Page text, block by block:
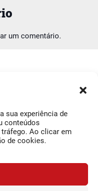
sua experiência de
conteúdos
Ao clicar em
de cookies.
um comentário.
Jornal da Bairrada
e Condições